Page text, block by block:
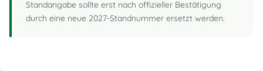
Standangabe sollte erst nach offizieller Bestätigung
durch eine neue 2027-Standnummer ersetzt werden.